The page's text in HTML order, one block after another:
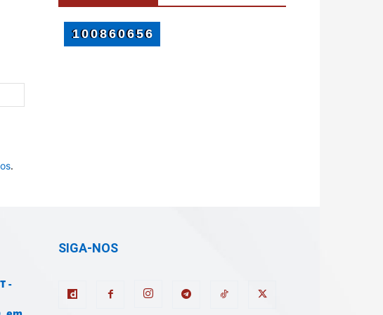
.
-
SIGA-NOS